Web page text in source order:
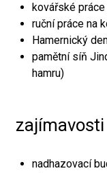
kovářské
ruční práce na
Hamernický
pamětní síň
hamru)
nadhazovací